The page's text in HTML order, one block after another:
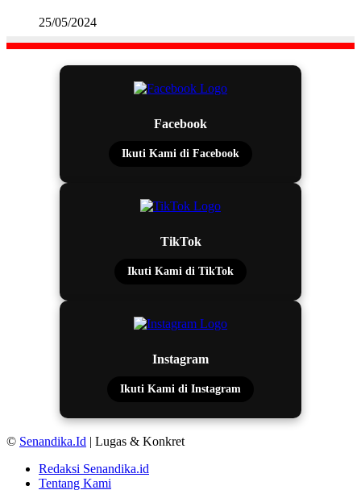
25/05/2024
Facebook
Ikuti Kami di Facebook
TikTok
Ikuti Kami di TikTok
Instagram
Ikuti Kami di Instagram
© Senandika.Id | Lugas & Konkret
Redaksi Senandika.id
Tentang Kami